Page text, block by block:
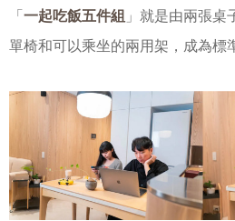
「 一起吃飯五件組 」就是由兩張桌
單椅和可以乘坐的兩用架，成為標